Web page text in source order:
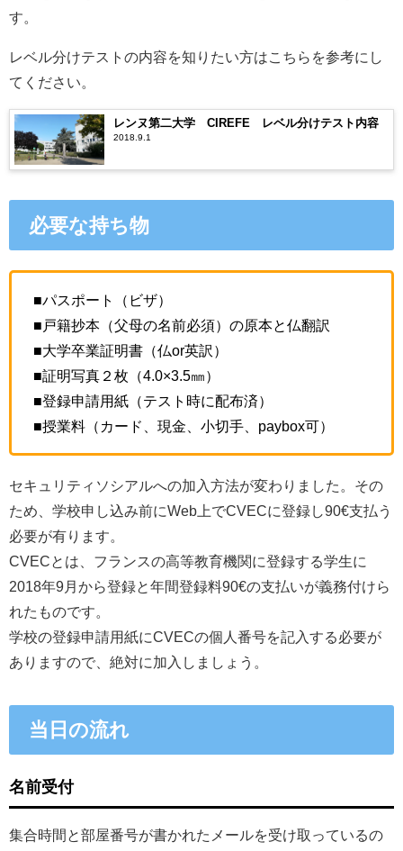
す。
レベル分けテストの内容を知りたい方はこちらを参考にし
てください。
レンヌ第二大学 CIREFE レベル分けテスト内容
2018.9.1
必要な持ち物
■パスポート（ビザ）
■戸籍抄本（父母の名前必須）の原本と仏翻訳
■大学卒業証明書（仏or英訳）
■証明写真２枚（4.0×3.5㎜）
■登録申請用紙（テスト時に配布済）
■授業料（カード、現金、小切手、paybox可）
セキュリティソシアルへの加入方法が変わりました。その
ため、学校申し込み前にWeb上でCVECに登録し90€支払う
必要が有ります。
CVECとは、フランスの高等教育機関に登録する学生に
2018年9月から登録と年間登録料90€の支払いが義務付けら
れたものです。
学校の登録申請用紙にCVECの個人番号を記入する必要が
ありますので、絶対に加入しましょう。
当日の流れ
名前受付
集合時間と部屋番号が書かれたメールを受け取っているの